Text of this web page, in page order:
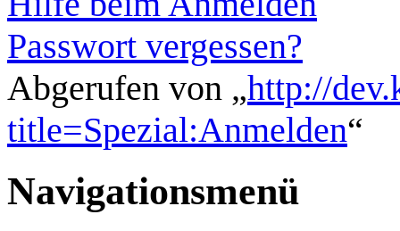
Passwort vergessen?
Abgerufen von „http://
title=Spezial:Anmelden“
Navigationsmenü